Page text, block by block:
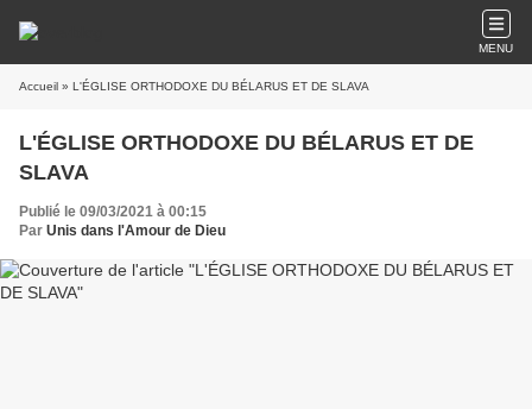
MENU
Accueil » L'ÉGLISE ORTHODOXE DU BÉLARUS ET DE SLAVA
L'ÉGLISE ORTHODOXE DU BÉLARUS ET DE
SLAVA
Publié le 09/03/2021 à 00:15
Par Unis dans l'Amour de Dieu